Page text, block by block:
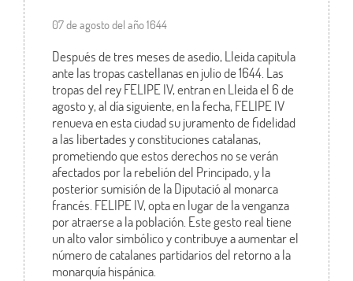
07 de agosto del año 1644
Después de tres meses de asedio, Lleida capitula
ante las tropas castellanas en julio de 1644. Las
tropas del rey FELIPE IV, entran en Lleida el 6 de
agosto y, al día siguiente, en la fecha, FELIPE IV
renueva en esta ciudad su juramento de fidelidad
a las libertades y constituciones catalanas,
prometiendo que estos derechos no se verán
afectados por la rebelión del Principado, y la
posterior sumisión de la Diputació al monarca
francés. FELIPE IV, opta en lugar de la venganza
por atraerse a la población. Este gesto real tiene
un alto valor simbólico y contribuye a aumentar el
número de catalanes partidarios del retorno a la
monarquía hispánica.